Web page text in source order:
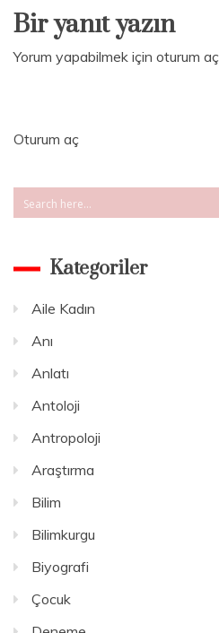
Bir yanıt yazın
Yorum yapabilmek için oturum
Oturum aç
Kategoriler
Aile Kadın
Anı
Anlatı
Antoloji
Antropoloji
Araştırma
Bilim
Bilimkurgu
Biyografi
Çocuk